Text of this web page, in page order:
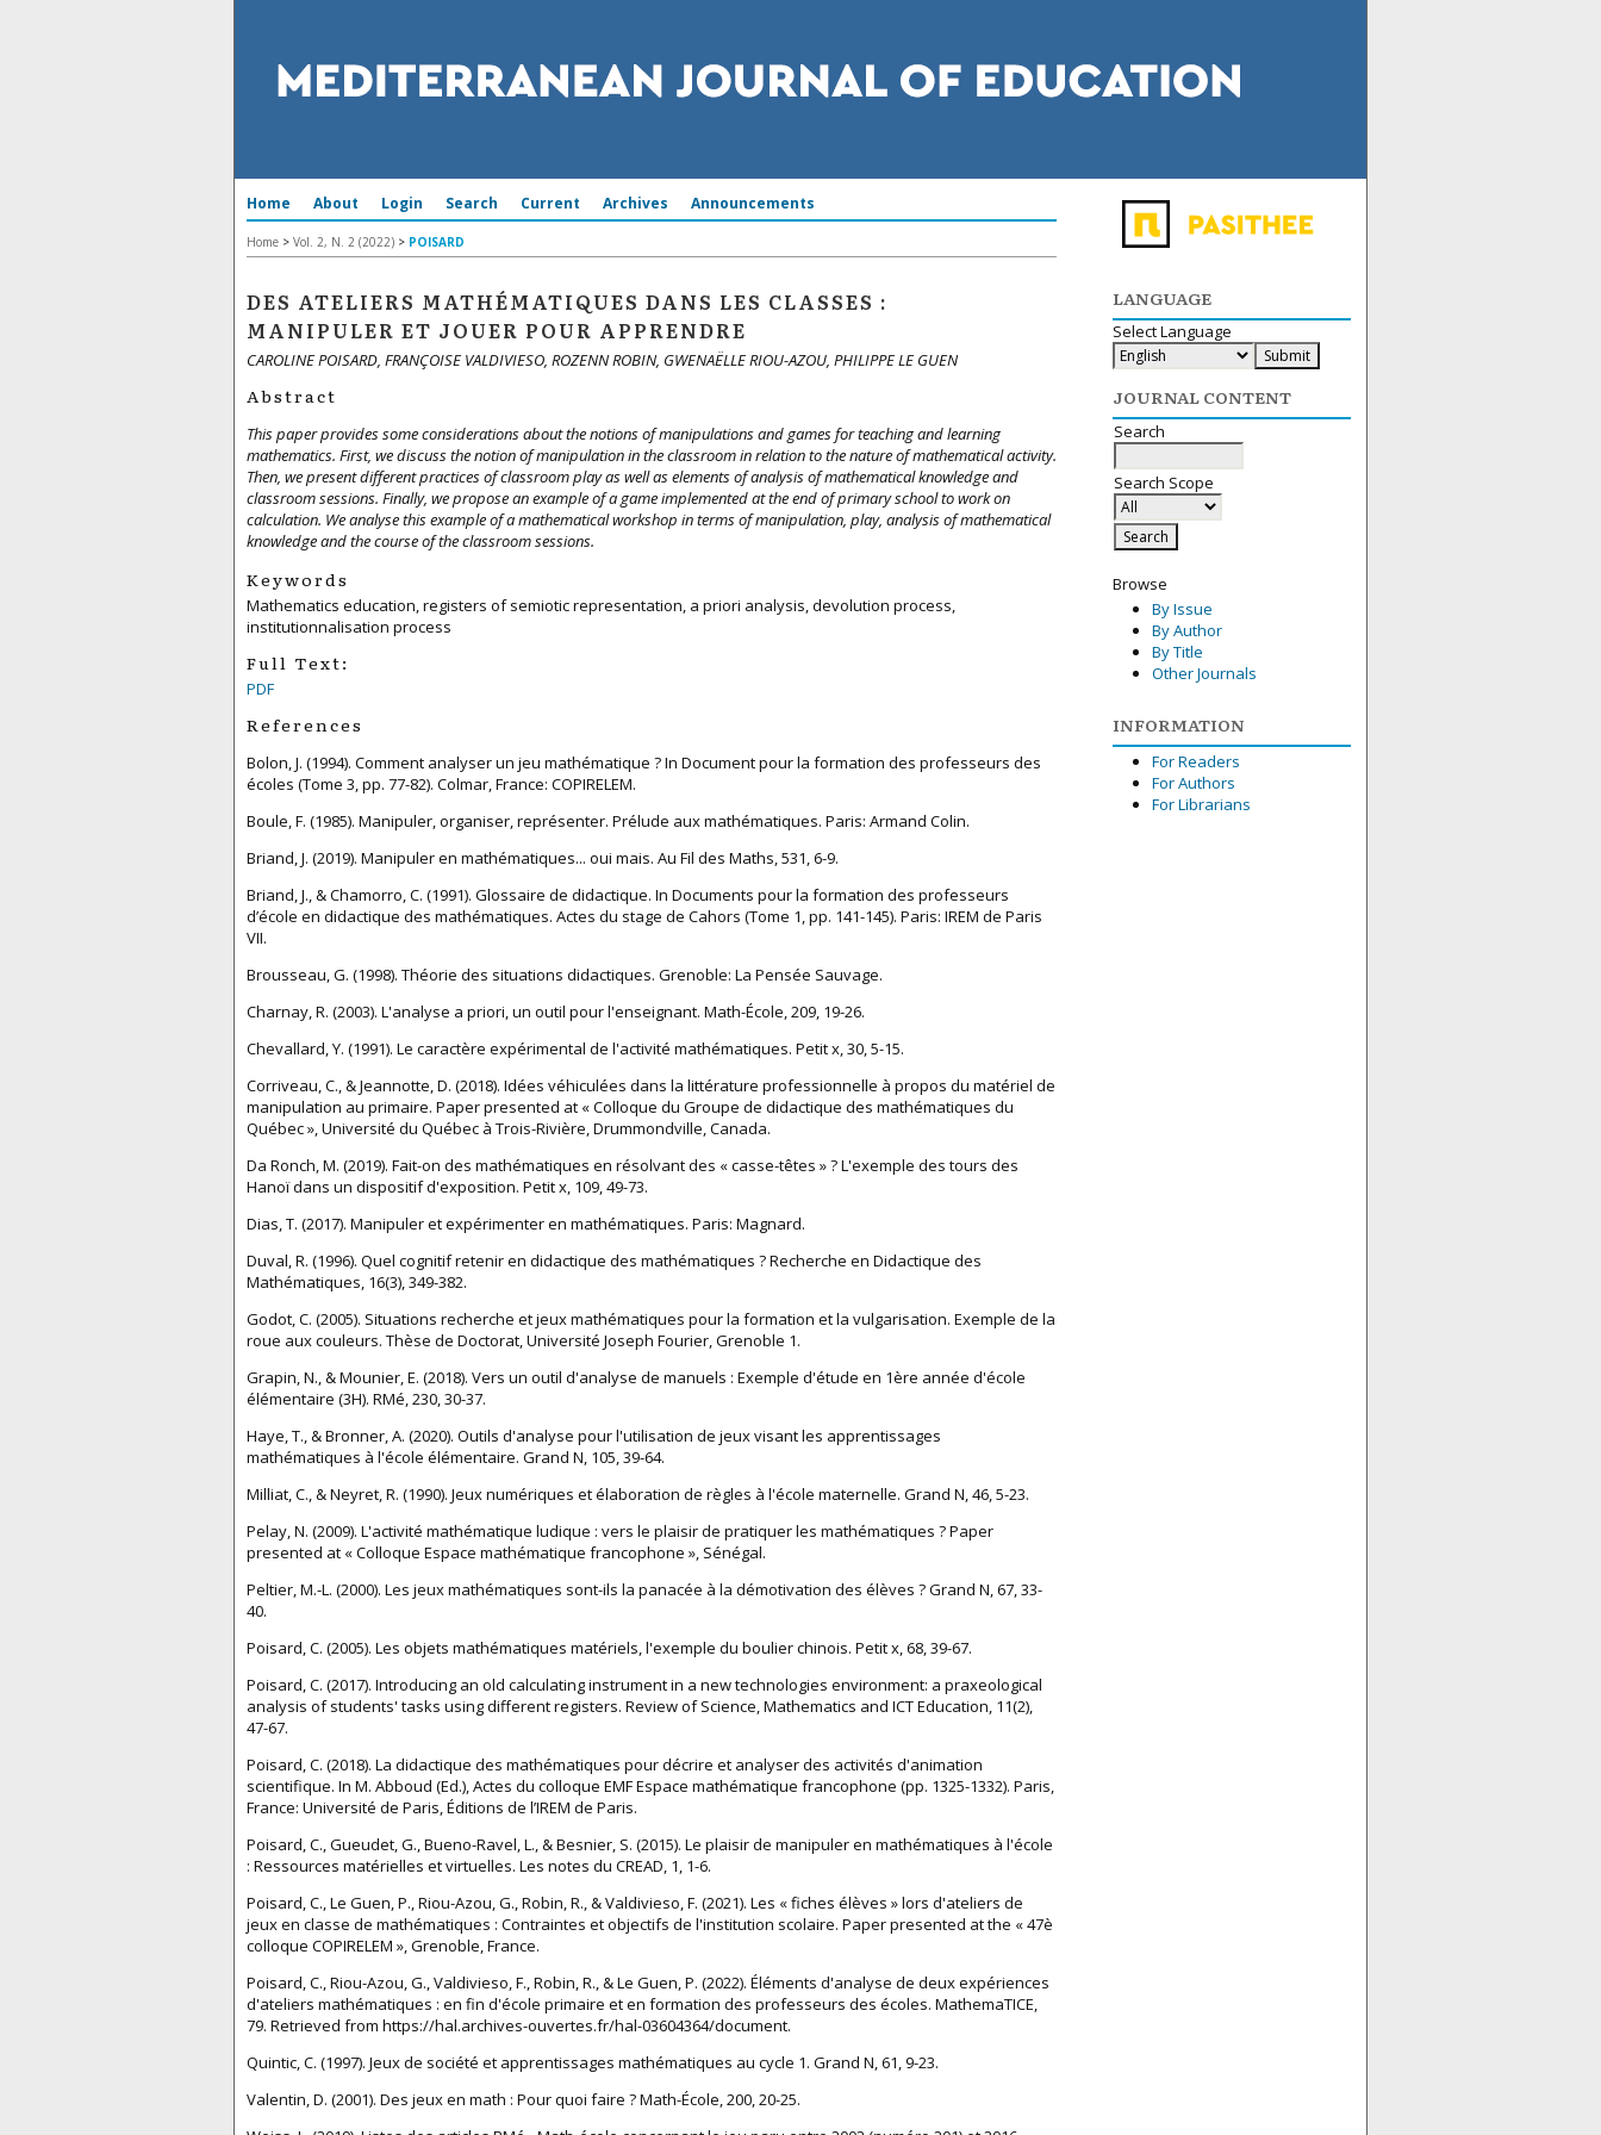
LANGUAGE
Select Language
JOURNAL CONTENT
Search
Search Scope
Browse
By Issue
By Author
By Title
Other Journals
INFORMATION
For Readers
For Authors
For Librarians
Home About Login Search Current Archives Announcements
Home > Vol. 2, N. 2 (2022) > POISARD
DES ATELIERS MATHÉMATIQUES DANS LES CLASSES :
MANIPULER ET JOUER POUR APPRENDRE
CAROLINE POISARD, FRANÇOISE VALDIVIESO, ROZENN ROBIN, GWENAËLLE RIOU-AZOU, PHILIPPE LE GUEN
Abstract
This paper provides some considerations about the notions of manipulations and games for teaching and learning
mathematics. First, we discuss the notion of manipulation in the classroom in relation to the nature of mathematical activity.
Then, we present different practices of classroom play as well as elements of analysis of mathematical knowledge and
classroom sessions. Finally, we propose an example of a game implemented at the end of primary school to work on
calculation. We analyse this example of a mathematical workshop in terms of manipulation, play, analysis of mathematical
knowledge and the course of the classroom sessions.
Keywords
Mathematics education, registers of semiotic representation, a priori analysis, devolution process,
institutionnalisation process
Full Text:
PDF
References
Bolon, J. (1994). Comment analyser un jeu mathématique ? In Document pour la formation des professeurs des
écoles (Tome 3, pp. 77-82). Colmar, France: COPIRELEM.
Boule, F. (1985). Manipuler, organiser, représenter. Prélude aux mathématiques. Paris: Armand Colin.
Briand, J. (2019). Manipuler en mathématiques... oui mais. Au Fil des Maths, 531, 6-9.
Briand, J., & Chamorro, C. (1991). Glossaire de didactique. In Documents pour la formation des professeurs
d’école en didactique des mathématiques. Actes du stage de Cahors (Tome 1, pp. 141-145). Paris: IREM de Paris
VII.
Brousseau, G. (1998). Théorie des situations didactiques. Grenoble: La Pensée Sauvage.
Charnay, R. (2003). L'analyse a priori, un outil pour l'enseignant. Math-École, 209, 19-26.
Chevallard, Y. (1991). Le caractère expérimental de l'activité mathématiques. Petit x, 30, 5-15.
Corriveau, C., & Jeannotte, D. (2018). Idées véhiculées dans la littérature professionnelle à propos du matériel de
manipulation au primaire. Paper presented at « Colloque du Groupe de didactique des mathématiques du
Québec », Université du Québec à Trois-Rivière, Drummondville, Canada.
Da Ronch, M. (2019). Fait-on des mathématiques en résolvant des « casse-têtes » ? L'exemple des tours des
Hanoï dans un dispositif d'exposition. Petit x, 109, 49-73.
Dias, T. (2017). Manipuler et expérimenter en mathématiques. Paris: Magnard.
Duval, R. (1996). Quel cognitif retenir en didactique des mathématiques ? Recherche en Didactique des
Mathématiques, 16(3), 349-382.
Godot, C. (2005). Situations recherche et jeux mathématiques pour la formation et la vulgarisation. Exemple de la
roue aux couleurs. Thèse de Doctorat, Université Joseph Fourier, Grenoble 1.
Grapin, N., & Mounier, E. (2018). Vers un outil d'analyse de manuels : Exemple d'étude en 1ère année d'école
élémentaire (3H). RMé, 230, 30-37.
Haye, T., & Bronner, A. (2020). Outils d'analyse pour l'utilisation de jeux visant les apprentissages
mathématiques à l'école élémentaire. Grand N, 105, 39-64.
Milliat, C., & Neyret, R. (1990). Jeux numériques et élaboration de règles à l'école maternelle. Grand N, 46, 5-23.
Pelay, N. (2009). L'activité mathématique ludique : vers le plaisir de pratiquer les mathématiques ? Paper
presented at « Colloque Espace mathématique francophone », Sénégal.
Peltier, M.-L. (2000). Les jeux mathématiques sont-ils la panacée à la démotivation des élèves ? Grand N, 67, 33-
40.
Poisard, C. (2005). Les objets mathématiques matériels, l'exemple du boulier chinois. Petit x, 68, 39-67.
Poisard, C. (2017). Introducing an old calculating instrument in a new technologies environment: a praxeological
analysis of students' tasks using different registers. Review of Science, Mathematics and ICT Education, 11(2),
47-67.
Poisard, C. (2018). La didactique des mathématiques pour décrire et analyser des activités d'animation
scientifique. In M. Abboud (Ed.), Actes du colloque EMF Espace mathématique francophone (pp. 1325-1332). Paris,
France: Université de Paris, Éditions de l’IREM de Paris.
Poisard, C., Gueudet, G., Bueno-Ravel, L., & Besnier, S. (2015). Le plaisir de manipuler en mathématiques à l'école
: Ressources matérielles et virtuelles. Les notes du CREAD, 1, 1-6.
Poisard, C., Le Guen, P., Riou-Azou, G., Robin, R., & Valdivieso, F. (2021). Les « fiches élèves » lors d'ateliers de
jeux en classe de mathématiques : Contraintes et objectifs de l'institution scolaire. Paper presented at the « 47è
colloque COPIRELEM », Grenoble, France.
Poisard, C., Riou-Azou, G., Valdivieso, F., Robin, R., & Le Guen, P. (2022). Éléments d'analyse de deux expériences
d'ateliers mathématiques : en fin d'école primaire et en formation des professeurs des écoles. MathemaTICE,
79. Retrieved from https://hal.archives-ouvertes.fr/hal-03604364/document.
Quintic, C. (1997). Jeux de société et apprentissages mathématiques au cycle 1. Grand N, 61, 9-23.
Valentin, D. (2001). Des jeux en math : Pour quoi faire ? Math-École, 200, 20-25.